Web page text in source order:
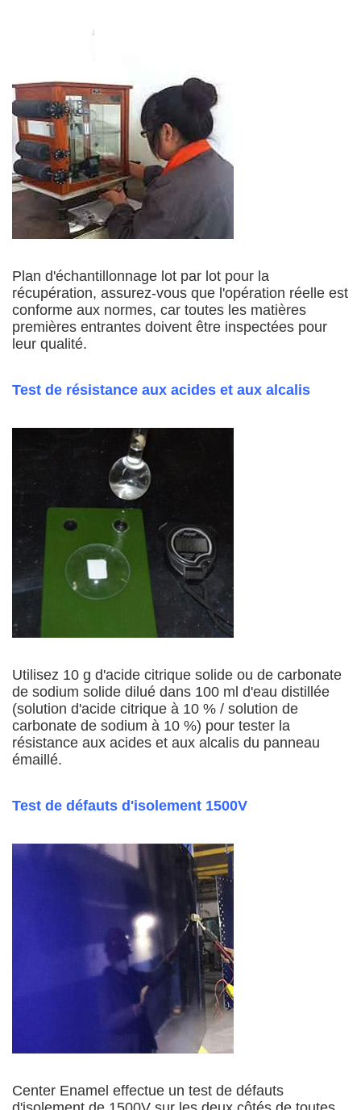
Plan d'échantillonnage lot par lot pour la
récupération, assurez-vous que l'opération réelle est
conforme aux normes, car toutes les matières
premières entrantes doivent être inspectées pour
leur qualité.
Test de résistance aux acides et aux alcalis
Utilisez 10 g d'acide citrique solide ou de carbonate
de sodium solide dilué dans 100 ml d'eau distillée
(solution d'acide citrique à 10 % / solution de
carbonate de sodium à 10 %) pour tester la
résistance aux acides et aux alcalis du panneau
émaillé.
Test de défauts d'isolement 1500V
Center Enamel effectue un test de défauts